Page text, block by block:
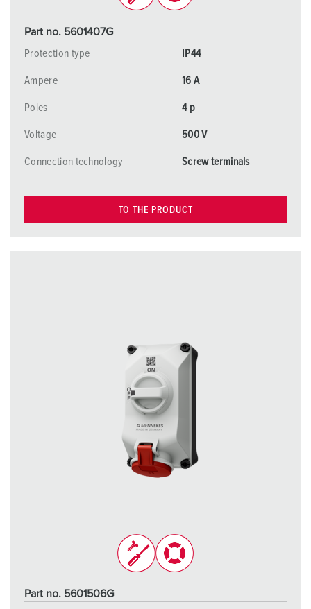
Part no. 5601407G
Protection type
IP44
Ampere 16 A
Poles 4 p
Voltage 500 V
Connection technology Screw terminals
TO THE PRODUCT
Part no. 5601506G